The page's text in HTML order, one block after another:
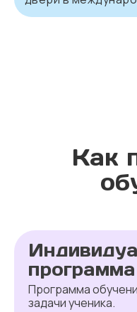
Как
программа
Программа
задачи ученика.